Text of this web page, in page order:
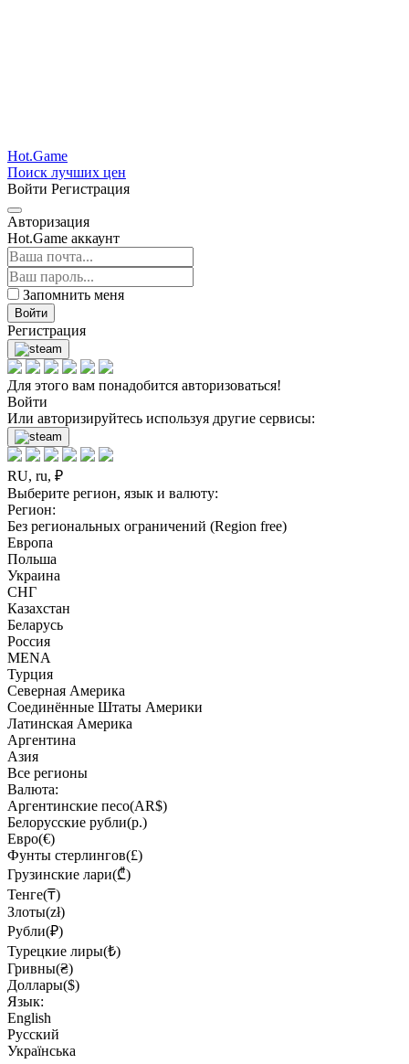
Hot.Game
Поиск лучших цен
Войти Регистрация
Авторизация
Hot.Game аккаунт
Запомнить меня
Войти
Регистрация
Для этого вам понадобится авторизоваться!
Войти
Или авторизируйтесь используя другие сервисы:
RU, ru, ₽
Выберите регион, язык и валюту:
Регион:
Без региональных ограничений (Region free)
Европа
Польша
Украина
СНГ
Казахстан
Беларусь
Россия
MENA
Турция
Северная Америка
Соединённые Штаты Америки
Латинская Америка
Аргентина
Азия
Все регионы
Валюта:
Аргентинские песо(AR$)
Белорусские рубли(р.)
Евро(€)
Фунты стерлингов(£)
Грузинские лари(₾)
Тенге(₸)
Злоты(zł)
Рубли(₽)
Турецкие лиры(₺)
Гривны(₴)
Доллары($)
Язык:
English
Русский
Українська